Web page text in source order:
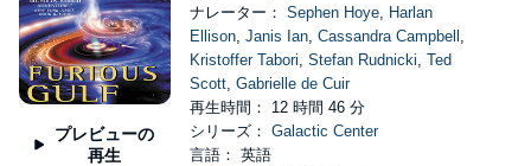
プレビューの
再生
ナレーター： Sephen Hoye, Harlan
Ellison, Janis Ian, Cassandra Campbell ,
Kristoffer Tabori, Stefan Rudnicki, Ted
Scott, Gabrielle de Cuir
再生時間： 12 時間 46 分
シリーズ： Galactic Center
言語： 英語